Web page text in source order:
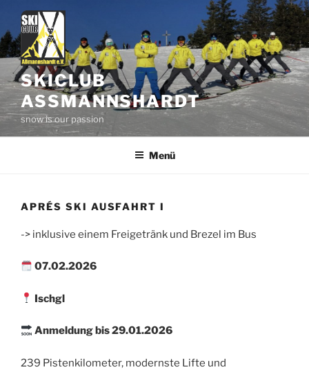
Inhalt
springen
SKICLUB
ASSMANNSHARDT
snow is our passion
Menü
APRÉS SKI AUSFAHRT I
-> inklusive einem Freigetränk und Brezel im Bus
07.02.2026
Ischgl
Anmeldung bis 29.01.2026
239 Pistenkilometer, modernste Lifte und